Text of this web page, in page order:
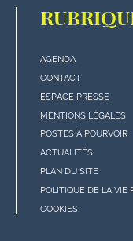
Menu
"rubriques"
en
bas
de
page
AGENDA
CONTACT
ESPACE PRESSE
MENTIONS LÉGALES
POSTES À POURVOIR
ACTUALITÉS
PLAN DU SITE
POLITIQUE DE LA VIE
COOKIES